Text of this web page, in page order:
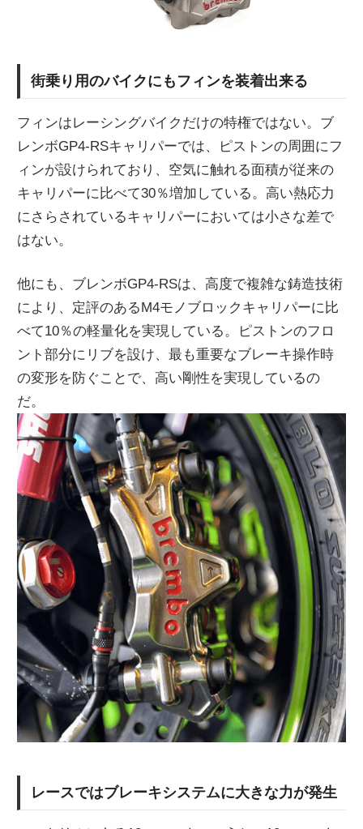
街乗り用のバイクにもフィンを装着出来る
フィンはレーシングバイクだけの特権ではない。ブ
レンボGP4-RSキャリパーでは、ピストンの周囲にフ
ィンが設けられており、空気に触れる面積が従来の
キャリパーに比べて30％増加している。高い熱応力
にさらされているキャリパーにおいては小さな差で
はない。
他にも、ブレンボGP4-RSは、高度で複雑な鋳造技術
により、定評のあるM4モノブロックキャリパーに比
べて10％の軽量化を実現している。ピストンのフロ
ント部分にリブを設け、最も重要なブレーキ操作時
の変形を防ぐことで、高い剛性を実現しているの
だ。
レースではブレーキシステムに大きな力が発生